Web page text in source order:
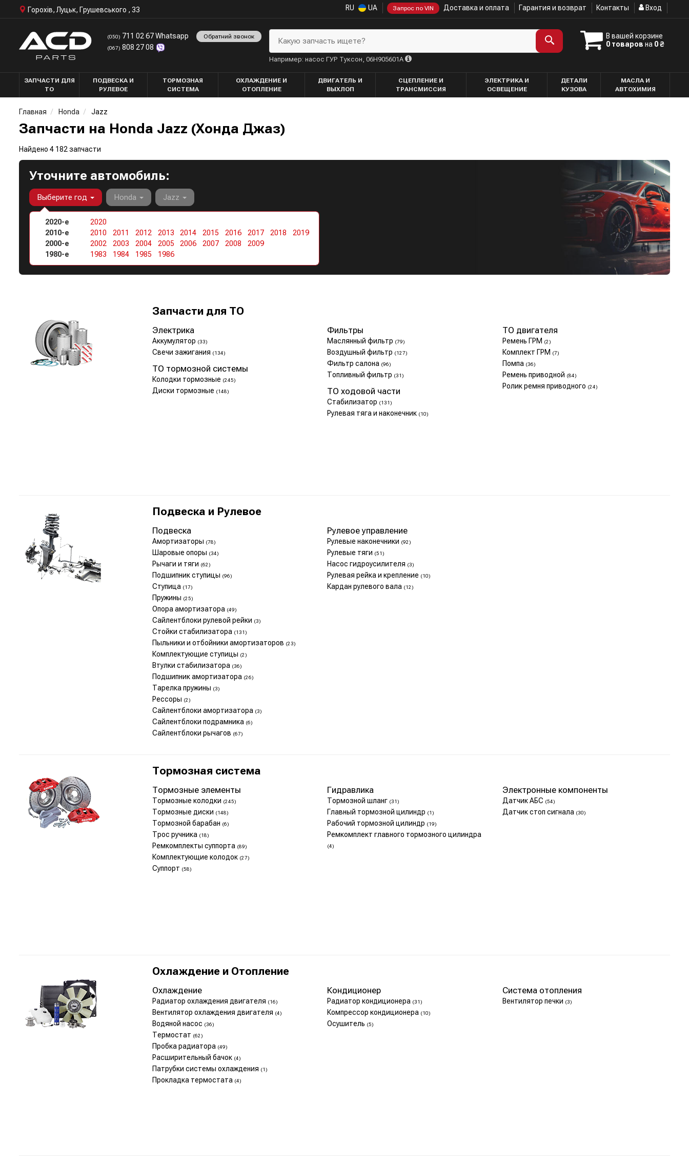
Горохів, Луцьк, Грушевського , 33 RU UA Запрос по VIN Доставка и оплата Гарантия и возврат Контакты Вход
(050) 711 02 67 Whatsapp
(067) 808 27 08
Обратний звонок
В вашей корзине
0 товаров на 0 ₴
Какую запчасть ищете?
Например: насос ГУР Туксон, 06H905601A
ЗАПЧАСТИ ДЛЯ
ТО
ПОДВЕСКА И
РУЛЕВОЕ
ТОРМОЗНАЯ
СИСТЕМА
ОХЛАЖДЕНИЕ И
ОТОПЛЕНИЕ
ДВИГАТЕЛЬ И
ВЫХЛОП
СЦЕПЛЕНИЕ И
ТРАНСМИССИЯ
ЭЛЕКТРИКА И
ОСВЕЩЕНИЕ
ДЕТАЛИ
КУЗОВА
МАСЛА И
АВТОХИМИЯ
Главная Honda Jazz
Запчасти на Honda Jazz (Хонда Джаз)
Найдено 4 182 запчасти
Уточните автомобиль:
Выберите год
2020-е
2020
2010-е
2010 2011 2012 2013 2014 2015 2016 2017 2018
2019
2000-е
2002 2003 2004 2005 2006 2007 2008
2009
1980-е
1983 1984 1985 1986
Honda Jazz
Запчасти для ТО
Электрика
Аккумулятор (33)
Свечи зажигания (134)
Фильтры
Маслянный фильтр (79)
Воздушный фильтр (127)
Фильтр салона (96)
Топливный фильтр (31)
ТО двигателя
Ремень ГРМ (2)
Комплект ГРМ (7)
Помпа (36)
Ремень приводной (84)
Ролик ремня приводного (24)
ТО тормозной системы
Колодки тормозные (245)
Диски тормозные (148) ТО ходовой части
Стабилизатор (131)
Рулевая тяга и наконечник (10)
Подвеска и Рулевое
Подвеска
Амортизаторы (78)
Шаровые опоры (34)
Рычаги и тяги (62)
Подшипник ступицы (96)
Ступица (17)
Пружины (25)
Опора амортизатора (49)
Сайлентблоки рулевой рейки (3)
Стойки стабилизатора (131)
Пыльники и отбойники амортизаторов (23)
Комплектующие ступицы (2)
Втулки стабилизатора (36)
Подшипник амортизатора (26)
Тарелка пружины (3)
Рессоры (2)
Сайлентблоки амортизатора (3)
Сайлентблоки подрамника (6)
Сайлентблоки рычагов (67)
Рулевое управление
Рулевые наконечники (92)
Рулевые тяги (51)
Насос гидроусилителя (3)
Рулевая рейка и крепление (10)
Кардан рулевого вала (12)
Тормозная система
Тормозные элементы
Тормозные колодки (245)
Тормозные диски (148)
Тормозной барабан (6)
Трос ручника (18)
Ремкомплекты суппорта (89)
Комплектующие колодок (27)
Суппорт (58)
Гидравлика
Тормозной шланг (31)
Главный тормозной цилиндр (1)
Рабочий тормозной цилиндр (19)
Ремкомплект главного тормозного цилиндра
(4)
Электронные компоненты
Датчик АБС (54)
Датчик стоп сигнала (30)
Охлаждение и Отопление
Охлаждение
Радиатор охлаждения двигателя (16)
Вентилятор охлаждения двигателя (4)
Водяной насос (36)
Термостат (62)
Пробка радиатора (49)
Расширительный бачок (4)
Патрубки системы охлаждения (1)
Прокладка термостата (4)
Кондиционер
Радиатор кондиционера (31)
Компрессор кондиционера (10)
Осушитель (5)
Система отопления
Вентилятор печки (3)